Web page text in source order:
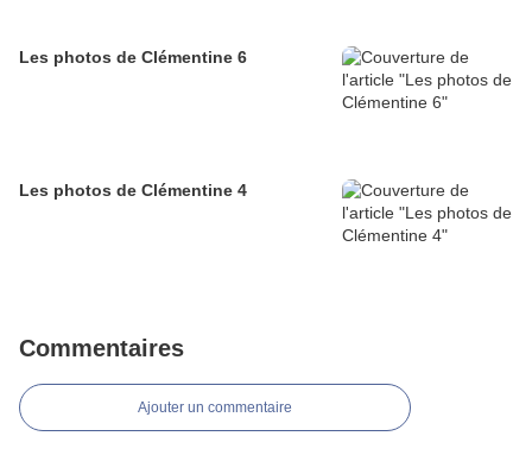
Les photos de Clémentine 6
Les photos de Clémentine 4
Commentaires
Ajouter un commentaire